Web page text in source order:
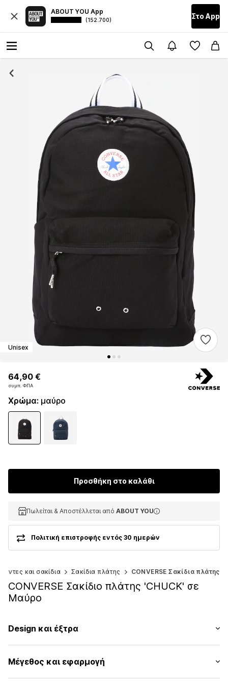
ABOUT YOU App
(152.700) Στο Αpp
Unisex
64,90 €
συμπ. ΦΠΑ
64,90 €
συμπ. ΦΠΑ
64,90 €
συμπ. ΦΠΑ
Χρώμα: μαύρο
Προσθήκη στο καλάθι
Πωλείται & Αποστέλλεται από ABOUT YOU
Πωλείται & Αποστέλλεται από ABOUT YOU
Πολιτική επιστροφής εντός 30 ημερών
και σακίδια Σακίδια πλάτης CONVERSE Σακίδια πλάτης
CONVERSE Σακίδιο πλάτης 'CHUCK' σε
Μαύρο
Design και έξτρα
Ευρύχωρη κύρια θήκη
Θήκη με φερμουάρ εσωτερικά
Μέγεθος και εφαρμογή